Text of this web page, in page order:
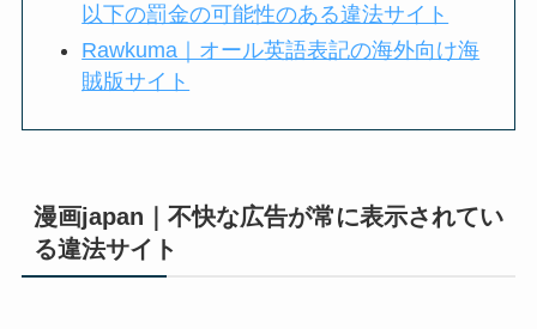
以下の罰金の可能性のある違法サイト
Rawkuma｜オール英語表記の海外向け海
賊版サイト
漫画japan｜不快な広告が常に表示されてい
る違法サイト